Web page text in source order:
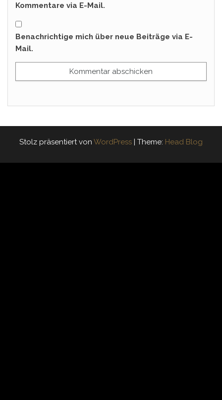
Kommentare via E-Mail.
Benachrichtige mich über neue Beiträge via E-
Mail.
Stolz präsentiert von WordPress | Theme: Head Blog